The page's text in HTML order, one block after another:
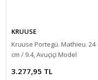
KRUUSE
Kruuse Portegü. Mathieu. 24
cm / 9.4, Avuçiçi Model
3.277,95 TL